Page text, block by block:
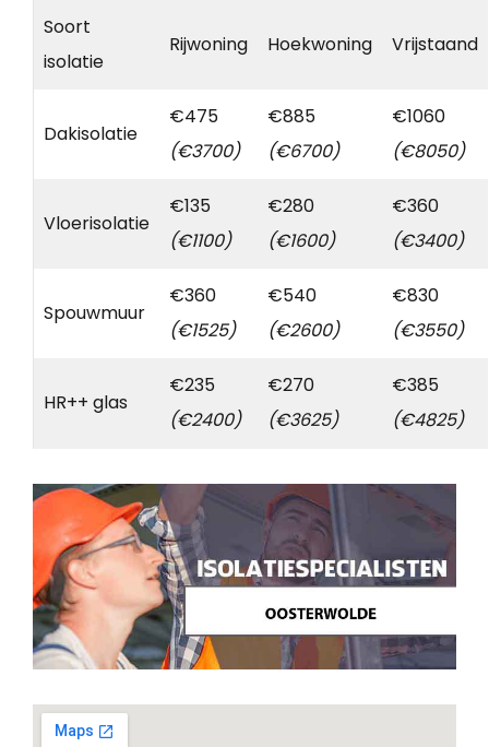
Soort
isolatie
Rijwoning Hoekwoning Vrijstaand
Dakisolatie
€475
(€3700)
€885
(€6700)
€1060
(€8050)
Vloerisolatie
€135
(€1100)
€280
(€1600)
€360
(€3400)
Spouwmuur
€360
(€1525)
€540
(€2600)
€830
(€3550)
HR++ glas
€235
(€2400)
€270
(€3625)
€385
(€4825)